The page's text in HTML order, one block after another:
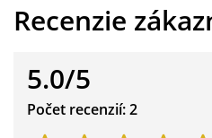
Recenzie
5.0/5
Počet recenzií: 2